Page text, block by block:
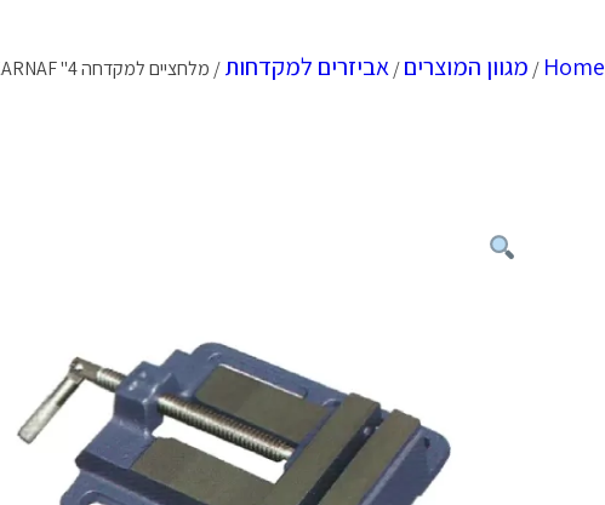
Home
/ מגוון המוצרים/אביזרים למקדחות/ מלחציים למקדחה 4" KARNAF – מבית לוירון